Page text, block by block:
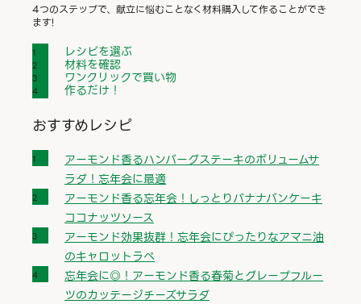
4つのステップで、献立に悩むことなく材料購入して作ることができ
ます!
レシピを選ぶ
材料を確認
ワンクリックで買い物
作るだけ！
おすすめレシピ
アーモンド香るハンバーグステーキのボリュームサ
ラダ！忘年会に最適
アーモンド香る忘年会！しっとりバナナパンケーキ
ココナッツソース
アーモンド効果抜群！忘年会にぴったりなアマニ油
のキャロットラペ
忘年会に◎！アーモンド香る春菊とグレープフルー
ツのカッテージチーズサラダ